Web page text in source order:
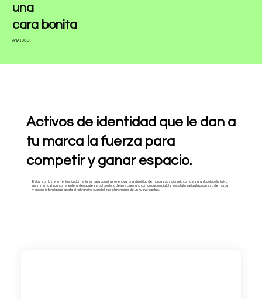
una
cara bonita
ANA TUCCI
Activos de identidad que le dan a
tu marca la fuerza para
competir y ganar espacio.
Estos son los elementos fundamentales para construir o renovar una identidad de marca y posicionarla con fuerza: un logotipo distintivo,
un sistema visual coherente, un lenguaje verbal con tono de voz claro, una comunicación digital y social alineada a la promesa de marca
y la consistencia que aporta el rebranding cuando llega el momento de un nuevo capítulo.